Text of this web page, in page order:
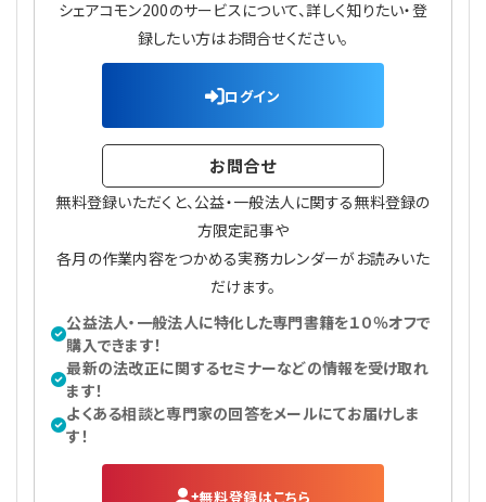
【連載】悩みと向き合う経営学
【連載】労務管理の歩き方
【連載】AI活用のすすめ
【連載】IT実務一問一答
シェアコモン200のサービスについて、詳しく知りたい・登
録したい方はお問合せください。
ログイン
お問合せ
無料登録いただくと、公益・一般法人に関する無料登録の
方限定記事や
各月の作業内容をつかめる実務カレンダーがお読みいた
だけます。
公益法人・一般法人に特化した専門書籍を１０％オフで
購入できます！
最新の法改正に関するセミナーなどの情報を受け取れ
ます！
よくある相談と専門家の回答をメールにてお届けしま
す！
無料登録はこちら